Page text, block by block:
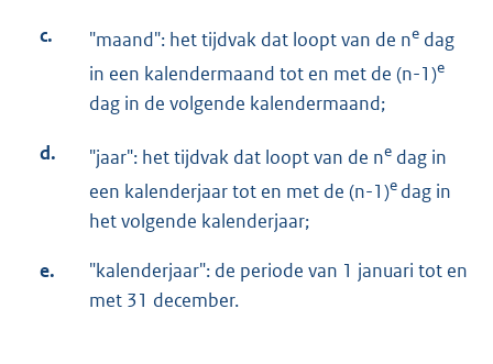
c. "maand": het tijdvak dat loopt van de ne dag
in een kalendermaand tot en met de (n-1)e
dag in de volgende kalendermaand;
d. "jaar": het tijdvak dat loopt van de ne dag in
een kalenderjaar tot en met de (n-1)e dag in
het volgende kalenderjaar;
e.
"kalenderjaar": de periode van 1 januari tot en
met 31 december.